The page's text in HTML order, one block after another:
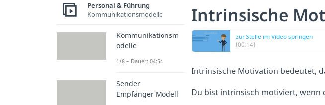
Intrinsische
zur Stelle im Video springen
(00:14)
Intrinsische Motivation bedeutet,
Du bist intrinsisch motiviert, wenn
Personal & Führung
Kommunikationsmodelle
Kommunikationsm
odelle
1/8 – Dauer: 04:54
Sender
Empfänger Modell